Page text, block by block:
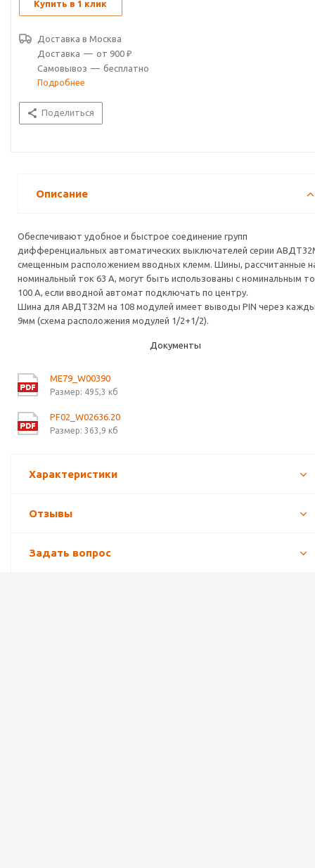
Купить в 1 клик
Доставка в Москва
Доставка — от 900 ₽
Самовывоз — бесплатно
Подробнее
Поделиться
Описание
Обеспечивают удобное и быстрое соединение групп
дифференциальных автоматических выключателей серии
смещенным расположением вводных клемм. Шины, рассчитанные
номинальный ток 63 А, могут быть использованы с номинальным
100 А, если вводной автомат подключать по центру.
Шина для АВДТ32М на 108 модулей имеет выводы PIN через
9мм (схема расположения модулей 1/2+1/2).
Документы
ME79_W00390
Размер: 495,3 кб
PF02_W02636.20
Размер: 363,9 кб
Характеристики
Отзывы
Задать вопрос